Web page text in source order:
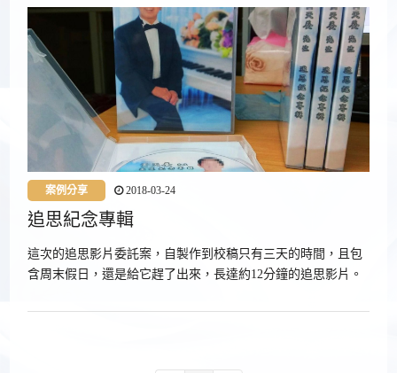
案例分享 2018-03-24
追思紀念專輯
這次的追思影片委託案，自製作到校稿只有三天的時間，且包
含周末假日，還是給它趕了出來，長達約12分鐘的追思影片。